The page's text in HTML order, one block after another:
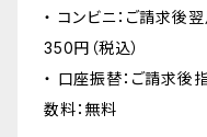
・ コンビニ：ご請求後
350円（税込）
・ 口座振替：ご請求後
数料：無料